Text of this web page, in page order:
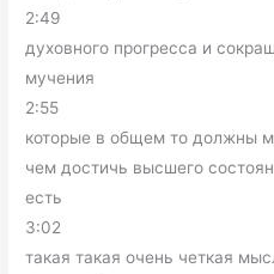
2:49
духовного прогресса и
мучения
2:55
которые в общем то должны
чем достичь высшего
есть
3:02
такая такая очень четкая